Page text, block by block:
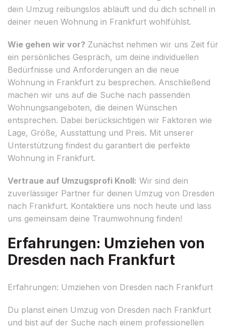
dein Umzug reibungslos abläuft und du dich schnell in
deiner neuen Wohnung in Frankfurt wohlfühlst.
Wie gehen wir vor? Zunächst nehmen wir uns Zeit für
ein persönliches Gespräch, um deine individuellen
Bedürfnisse und Anforderungen an die neue
Wohnung in Frankfurt zu besprechen. Anschließend
machen wir uns auf die Suche nach passenden
Wohnungsangeboten, die deinen Wünschen
entsprechen. Dabei berücksichtigen wir Faktoren wie
Lage, Größe, Ausstattung und Preis. Mit unserer
Unterstützung findest du garantiert die perfekte
Wohnung in Frankfurt.
Vertraue auf Umzugsprofi Knoll: Wir sind dein
zuverlässiger Partner für deinen Umzug von Dresden
nach Frankfurt. Kontaktiere uns noch heute und lass
uns gemeinsam deine Traumwohnung finden!
Erfahrungen: Umziehen von
Dresden nach Frankfurt
Erfahrungen: Umziehen von Dresden nach Frankfurt
Du planst einen Umzug von Dresden nach Frankfurt
und bist auf der Suche nach einem professionellen